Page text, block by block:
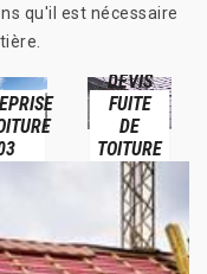
qu'il est nécessaire
DEVIS
FUITE
DE
TOITURE
03